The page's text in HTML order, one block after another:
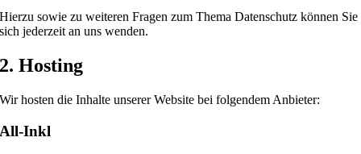
Hierzu sowie zu weiteren Fragen zum Thema Datenschutz können Sie
sich jederzeit an uns wenden.
2. Hosting
Wir hosten die Inhalte unserer Website bei folgendem Anbieter:
All-Inkl